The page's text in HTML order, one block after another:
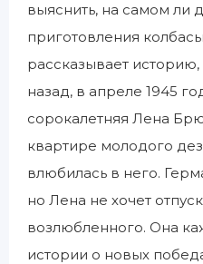
выяснить, на самом ли
приготовления
рассказывает
назад, в апреле 1945
сорокалетняя Лена
квартире молодого
влюбилась в него.
но Лена не хочет
возлюбленного. Она
истории о новых